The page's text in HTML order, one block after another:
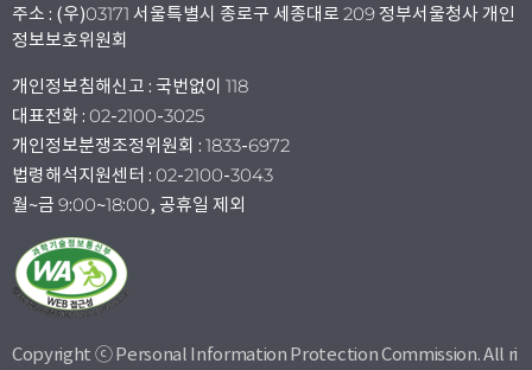
주소 : (우)03171 서울특별시 종로구 세종대로 209 정부서울청사 개인
정보보호위원회
개인정보침해신고 : 국번없이 118
대표전화 : 02-2100-3025
개인정보분쟁조정위원회 : 1833-6972
법령해석지원센터 : 02-2100-3043
월~금 9:00~18:00, 공휴일 제외
Copyright ⓒ Personal Information Protection Commission. All ri